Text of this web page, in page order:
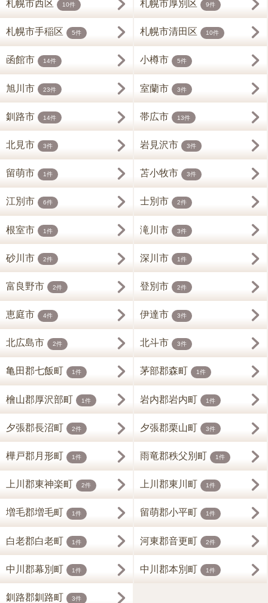
札幌市西区 10件 札幌市厚別区 9件
札幌市手稲区 5件 札幌市清田区 10件
函館市 14件 小樽市 5件
旭川市 23件 室蘭市 3件
釧路市 14件 帯広市 13件
北見市 3件 岩見沢市 3件
留萌市 1件 苫小牧市 3件
江別市 6件 士別市 2件
根室市 1件 滝川市 3件
砂川市 2件 深川市 1件
富良野市 2件 登別市 2件
恵庭市 4件 伊達市 3件
北広島市 2件 北斗市 3件
亀田郡七飯町 1件 茅部郡森町 1件
檜山郡厚沢部町 1件 岩内郡岩内町 1件
夕張郡長沼町 2件 夕張郡栗山町 3件
樺戸郡月形町 1件 雨竜郡秩父別町 1件
上川郡東神楽町 2件 上川郡東川町 1件
増毛郡増毛町 1件 留萌郡小平町 1件
白老郡白老町 1件 河東郡音更町 2件
中川郡幕別町 1件 中川郡本別町 1件
釧路郡釧路町 3件